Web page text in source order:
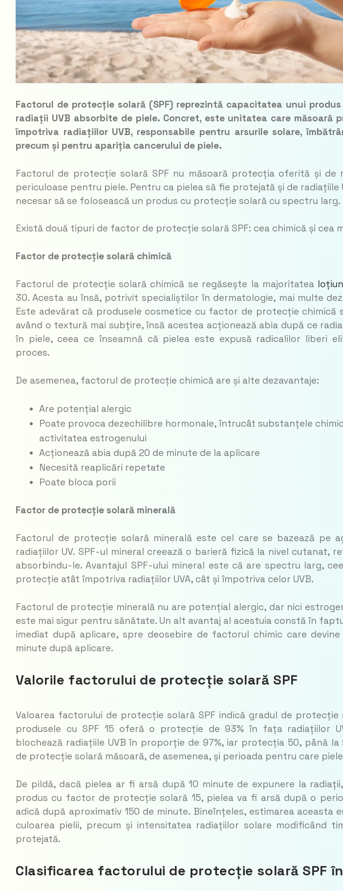
Factorul de protecție solară (SPF) reprezintă capacitatea unui
radiații UVB absorbite de piele. Concret, este unitatea care măsoară
împotriva radiațiilor UVB, responsabile pentru arsurile solare,
precum și pentru apariția cancerului de piele.
Factorul de protecție solară SPF nu măsoară protecția oferită și de
periculoase pentru piele. Pentru ca pielea să fie protejată și de radiațiile
necesar să se folosească un produs cu protecție solară cu spectru larg.
Există două tipuri de factor de protecție solară SPF: cea chimică și cea
Factor de protecție solară chimică
Factorul de protecție solară chimică se regăsește la majoritatea
30. Acesta au însă, potrivit specialiștilor în dermatologie, mai multe
Este adevărat că produsele cosmetice cu factor de protecție chimică
având o textură mai subțire, însă acestea acționează abia după ce
în piele, ceea ce înseamnă că pielea este expusă radicalilor liberi
proces.
De asemenea, factorul de protecție chimică are și alte dezavantaje:
Are potențial alergic
Poate provoca dezechilibre hormonale, întrucât substanțele
activitatea estrogenului
Acționează abia după 20 de minute de la aplicare
Necesită reaplicări repetate
Poate bloca porii
Factor de protecție solară minerală
Factorul de protecție solară minerală este cel care se bazează pe
radiațiilor UV. SPF-ul mineral creează o barieră fizică la nivel cutanat,
absorbindu-le. Avantajul SPF-ului mineral este că are spectru larg,
protecție atât împotriva radiațiilor UVA, cât și împotriva celor UVB.
Factorul de protecție minerală nu are potențial alergic, dar nici
este mai sigur pentru sănătate. Un alt avantaj al acestuia constă în
imediat după aplicare, spre deosebire de factorul chimic care
minute după aplicare.
Valorile factorului de protecție solară SPF
Valoarea factorului de protecție solară SPF indică gradul de
produsele cu SPF 15 oferă o protecție de 93% în fața radiațiilor
blochează radiațiile UVB în proporție de 97%, iar protecția 50, până la
de protecție solară măsoară, de asemenea, și perioada pentru care
De pildă, dacă pielea ar fi arsă după 10 minute de expunere la
produs cu factor de protecție solară 15, pielea va fi arsă după o
adică după aproximativ 150 de minute. Bineînțeles, estimarea aceasta
culoarea pielii, precum și intensitatea radiațiilor solare modificând
protejată.
Clasificarea factorului de protecție solară SPF